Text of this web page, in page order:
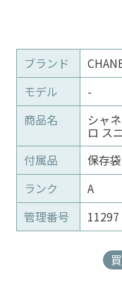
ブランド
モデル
-
商品名
シャ
ロ ス
付属品
保存袋
ランク
A
管理番号
11297